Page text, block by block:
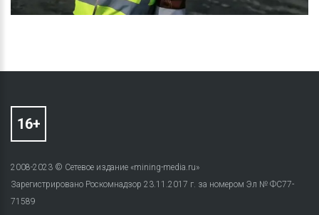
2008-2023 © Сетевое издание «mining-media.ru»
Зарегистрировано Роскомнадзор 23.11.2017 г. за номером Эл № ФС77-
71589